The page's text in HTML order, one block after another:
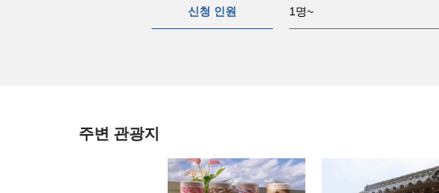
신청 인원 1명~
주변 관광지